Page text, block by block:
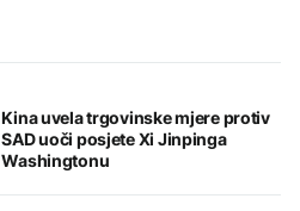
Kina uvela trgovinske mjere protiv
SAD uoči posjete Xi Jinpinga
Washingtonu